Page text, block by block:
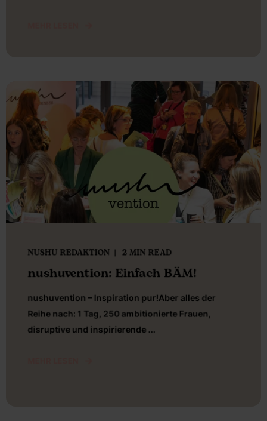
NUSHU REDAKTION 2 MIN READ
nushuvention: Einfach BÄM!
nushuvention – Inspiration pur!Aber alles der
Reihe nach: 1 Tag, 250 ambitionierte Frauen,
disruptive und inspirierende ...